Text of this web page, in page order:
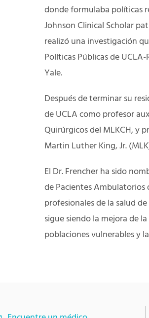
donde formulaba políticas
Johnson Clinical Scholar
realizó una investigación
Políticas Públicas de
Yale.
Después de terminar su
de UCLA como profesor
Quirúrgicos del MLKCH, y
Martin Luther King, Jr.
El Dr. Frencher ha sido
de Pacientes Ambulatorios
profesionales de la salud
sigue siendo la mejora de
poblaciones vulnerables y